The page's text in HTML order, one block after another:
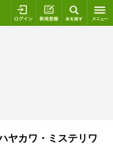
ログイン 新規登録
ヤカワ・ミステリワ